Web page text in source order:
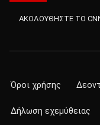
ΑΚΟΛΟΥΘΗΣΤΕ ΤΟ
Όροι χρήσης
Δήλωση εχεμύθειας